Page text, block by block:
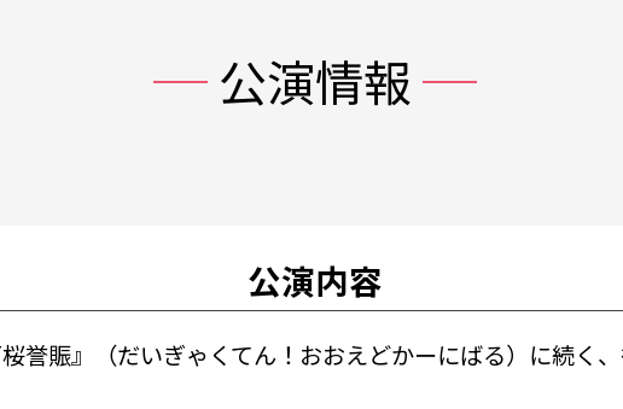
公演情報
公演内容
誉賑』（だいぎゃくてん！おおえどかーにばる）に続く